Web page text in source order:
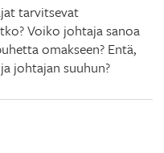
tarvitsevat
Voiko johtaja sanoa
omakseen? Entä,
johtajan suuhun?